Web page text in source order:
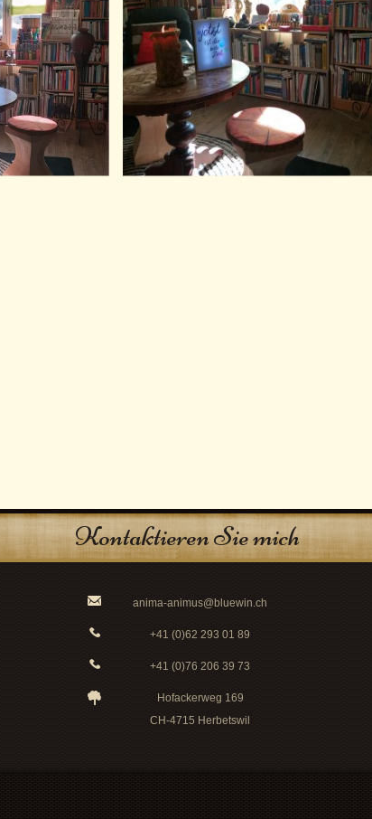
Kontaktieren Sie mich
anima-animus@bluewin.ch
+41 (0)62 293 01 89
+41 (0)76 206 39 73
Hofackerweg 169
CH-4715 Herbetswil